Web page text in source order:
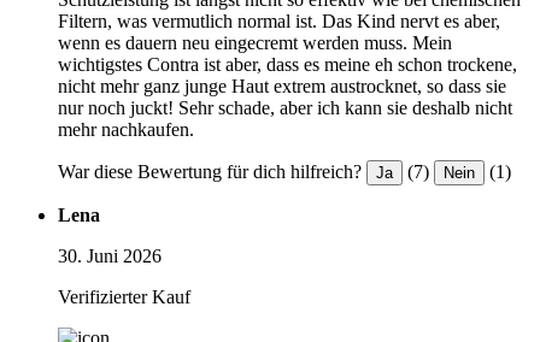
Filtern, was vermutlich normal ist. Das Kind nervt es aber,
wenn es dauern neu eingecremt werden muss. Mein
wichtigstes Contra ist aber, dass es meine eh schon trockene,
nicht mehr ganz junge Haut extrem austrocknet, so dass sie
nur noch juckt! Sehr schade, aber ich kann sie deshalb nicht
mehr nachkaufen.
War diese Bewertung für dich hilfreich? Ja (7) Nein (1)
Lena
30. Juni 2026
Verifizierter Kauf